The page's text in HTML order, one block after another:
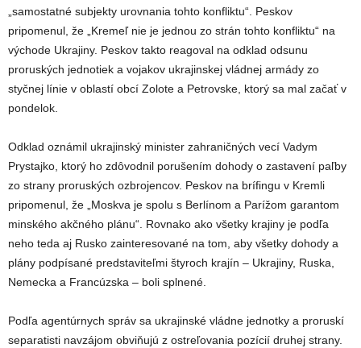
„samostatné subjekty urovnania tohto konfliktu“. Peskov
pripomenul, že „Kremeľ nie je jednou zo strán tohto konfliktu“ na
východe Ukrajiny. Peskov takto reagoval na odklad odsunu
proruských jednotiek a vojakov ukrajinskej vládnej armády zo
styčnej línie v oblastí obcí Zolote a Petrovske, ktorý sa mal začať v
pondelok.
Odklad oznámil ukrajinský minister zahraničných vecí Vadym
Prystajko, ktorý ho zdôvodnil porušením dohody o zastavení paľby
zo strany proruských ozbrojencov. Peskov na brífingu v Kremli
pripomenul, že „Moskva je spolu s Berlínom a Parížom garantom
minského akčného plánu“. Rovnako ako všetky krajiny je podľa
neho teda aj Rusko zainteresované na tom, aby všetky dohody a
plány podpísané predstaviteľmi štyroch krajín – Ukrajiny, Ruska,
Nemecka a Francúzska – boli splnené.
Podľa agentúrnych správ sa ukrajinské vládne jednotky a proruskí
separatisti navzájom obviňujú z ostreľovania pozícií druhej strany.